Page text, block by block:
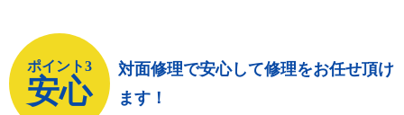
ポイント3
安心
対面修理で安心して修理をお任せ頂け
ます！